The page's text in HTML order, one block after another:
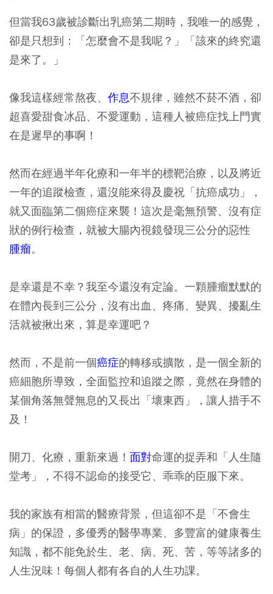
但當我63歲被診斷出乳癌第二期時，我唯一的感覺，
卻是只想到：「怎麼會不是我呢？」「該來的終究還
是來了。」
像我這樣經常熬夜、 作息不規律，雖然不菸不酒，卻
超喜愛甜食冰品、不愛運動，這種人被癌症找上門實
在是遲早的事啊！
然而在經過半年化療和一年半的標靶治療，以及將近
一年的追蹤檢查，還沒能來得及慶祝「抗癌成功」，
就又面臨第二個癌症來襲！這次是毫無預警、沒有症
狀的例行檢查，就被大腸內視鏡發現三公分的惡性
腫瘤。
是幸還是不幸？我至今還沒有定論。一顆腫瘤默默的
在體內長到三公分，沒有出血、疼痛、變異、擾亂生
活就被揪出來，算是幸運吧？
然而，不是前一個癌症的轉移或擴散，是一個全新的
癌細胞所導致，全面監控和追蹤之際，竟然在身體的
某個角落無聲無息的又長出「壞東西」，讓人措手不
及！
開刀、化療，重新來過！ 面對命運的捉弄和「人生隨
堂考」，不得不認命的接受它、乖乖的臣服下來。
我的家族有相當的醫療背景，但這卻不是「不會生
病」的保證，多優秀的醫學專業、多豐富的健康養生
知識，都不能免於生、老、病、死、苦，等等諸多的
人生況味！每個人都有各自的人生功課。